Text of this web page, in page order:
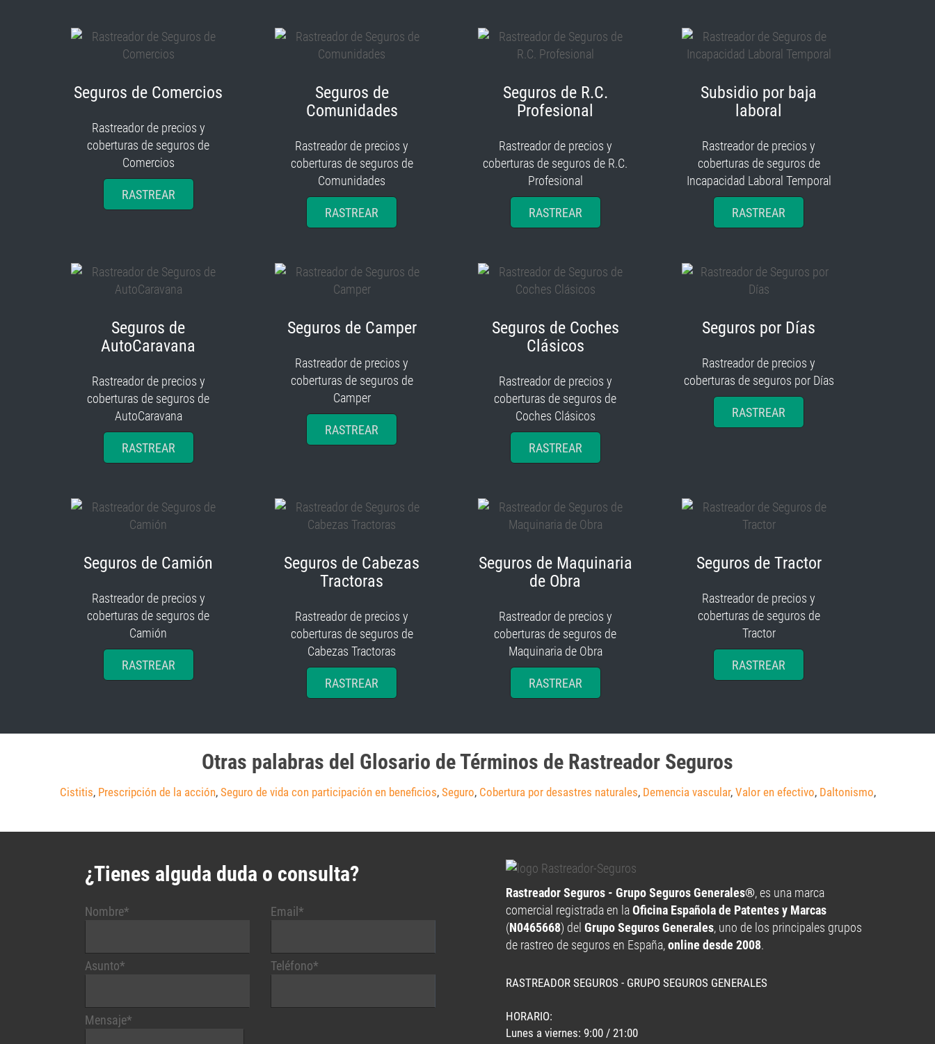
Seguros de Comercios
Rastreador de precios y
coberturas de seguros de
Comercios
RASTREAR
Seguros de
Comunidades
Rastreador de precios y
coberturas de seguros de
Comunidades
RASTREAR
Seguros de R.C.
Profesional
Rastreador de precios y
coberturas de seguros de R.C.
Profesional
RASTREAR
Subsidio por baja
laboral
Rastreador de precios y
coberturas de seguros de
Incapacidad Laboral Temporal
RASTREAR
Seguros de
AutoCaravana
Rastreador de precios y
coberturas de seguros de
AutoCaravana
RASTREAR
Seguros de Camper
Rastreador de precios y
coberturas de seguros de
Camper
RASTREAR
Seguros de Coches
Clásicos
Rastreador de precios y
coberturas de seguros de
Coches Clásicos
RASTREAR
Seguros por Días
Rastreador de precios y
coberturas de seguros por Días
RASTREAR
Seguros de Camión
Rastreador de precios y
coberturas de seguros de
Camión
RASTREAR
Seguros de Cabezas
Tractoras
Rastreador de precios y
coberturas de seguros de
Cabezas Tractoras
RASTREAR
Seguros de Maquinaria
de Obra
Rastreador de precios y
coberturas de seguros de
Maquinaria de Obra
RASTREAR
Seguros de Tractor
Rastreador de precios y
coberturas de seguros de
Tractor
RASTREAR
Otras palabras del Glosario de Términos de Rastreador Seguros
Cistitis, Prescripción de la acción, Seguro de vida con participación en beneficios, Seguro, Cobertura por desastres naturales, Demencia vascular, Valor en efectivo, Daltonismo,
¿Tienes alguda duda o consulta?
Nombre*
Asunto*
Email*
Teléfono*
Mensaje*
Rastreador Seguros - Grupo Seguros Generales®, es una marca
comercial registrada en laOficina Española de Patentes y Marcas
(N0465668) del Grupo Seguros Generales, uno de los principales grupos
de rastreo de seguros en España,online desde 2008.
RASTREADOR SEGUROS - GRUPO SEGUROS GENERALES
HORARIO:
Lunes a viernes: 9:00 / 21:00